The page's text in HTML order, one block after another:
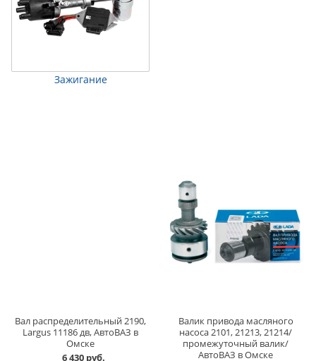
Зажигание
Вал распределительный 2190,
Largus 11186 дв, АвтоВАЗ в
Омске
6 430 руб.
Валик привода масляного
насоса 2101, 21213, 21214/
промежуточный валик/
АвтоВАЗ в Омске